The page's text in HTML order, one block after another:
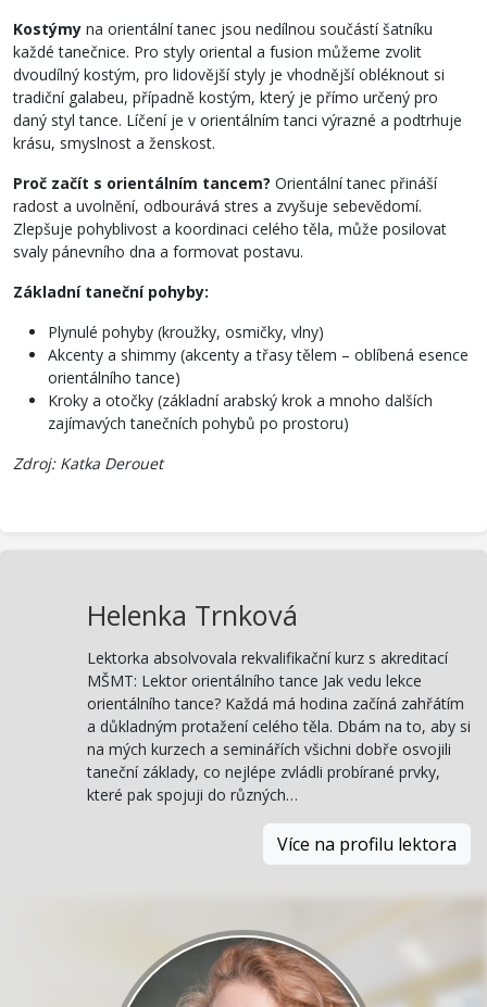
Kostýmy na orientální tanec jsou nedílnou součástí šatníku
každé tanečnice. Pro styly oriental a fusion můžeme zvolit
dvoudílný kostým, pro lidovější styly je vhodnější obléknout si
tradiční galabeu, případně kostým, který je přímo určený pro
daný styl tance. Líčení je v orientálním tanci výrazné a podtrhuje
krásu, smyslnost a ženskost.
Proč začít s orientálním tancem? Orientální tanec přináší
radost a uvolnění, odbourává stres a zvyšuje sebevědomí.
Zlepšuje pohyblivost a koordinaci celého těla, může posilovat
svaly pánevního dna a formovat postavu.
Základní taneční pohyby:
Plynulé pohyby (kroužky, osmičky, vlny)
Akcenty a shimmy (akcenty a třasy tělem – oblíbená esence
orientálního tance)
Kroky a otočky (základní arabský krok a mnoho dalších
zajímavých tanečních pohybů po prostoru)
Zdroj: Katka Derouet
Helenka Trnková
Lektorka absolvovala rekvalifikační kurz s akreditací
MŠMT: Lektor orientálního tance Jak vedu lekce
orientálního tance? Každá má hodina začíná zahřátím
a důkladným protažení celého těla. Dbám na to, aby si
na mých kurzech a seminářích všichni dobře osvojili
taneční základy, co nejlépe zvládli probírané prvky,
které pak spojuji do různých…
Více na profilu lektora